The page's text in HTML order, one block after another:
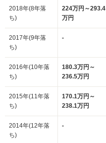
2018年(8年落
ち)
224万円～293.4
万円
2017年(9年落
ち)
-
2016年(10年落
ち)
180.3万円～
236.5万円
2015年(11年落
ち)
170.1万円～
238.1万円
2014年(12年落
ち)
-